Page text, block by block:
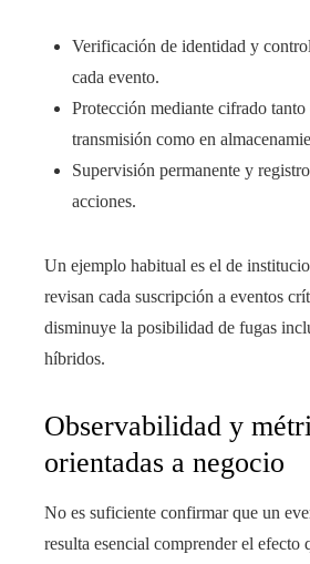
Verificación de identidad y
cada evento.
Protección mediante cifrado tanto
transmisión como en
Supervisión permanente y
acciones.
Un ejemplo habitual es el de
revisan cada suscripción a eventos
disminuye la posibilidad de fugas
híbridos.
Observabilidad y
orientadas a negocio
No es suficiente confirmar que un
resulta esencial comprender el efecto